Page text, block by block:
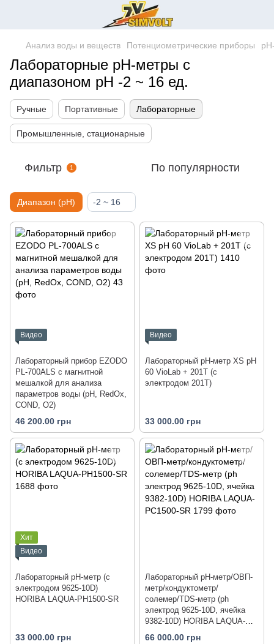
Анализ воды и веществ Потенциометрические приборы
Лабораторные pH-метры с
диапазоном pH -2 ~ 16 ед.
Ручные Портативные Лабораторные
Промышленные, стационарные
Фильтр 1 По популярности
Диапазон (pH) -2 ~ 16
Видео
Лабораторный прибор EZODO
PL-700ALS с магнитной
мешалкой для анализа
параметров воды (рН, RedOx,
COND, O2)
46 200.00 грн
Видео
Лабораторный pH-метр XS pH
60 VioLab + 201T (с
электродом 201T)
33 000.00 грн
Хит
Видео
Лабораторный pH-метр (с
электродом 9625-10D)
HORIBA LAQUA-PH1500-SR
33 000.00 грн
Лабораторный pH-метр/ОВП-
метр/кондуктометр/
солемер/TDS-метр (ph
электрод 9625-10D, ячейка
9382-10D) HORIBA LAQUA-
66 000.00 грн